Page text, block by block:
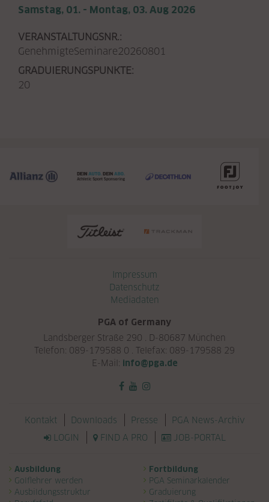
Samstag, 01. - Montag, 03. Aug 2026
VERANSTALTUNGSNR.:
GenehmigteSeminare20260801
GRADUIERUNGSPUNKTE:
20
Impressum
Datenschutz
Mediadaten
PGA of Germany
Landsberger Straße 290 . D-80687 München
Telefon: 089-179588 0 . Telefax: 089-179588 29
E-Mail: info@pga.de
Navigation überspringen
Kontakt Downloads Presse
PGA News-Archiv
LOGIN
FIND A PRO JOB-PORTAL
Navigation überspringen
Ausbildung
Golflehrer werden
Ausbildungsstruktur
Fortbildung
PGA Seminarkalender
Graduierung